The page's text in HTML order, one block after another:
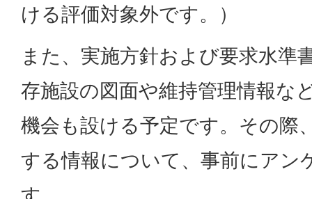
ける評価対象外です。）
また、実施方針および要求水準
存施設の図面や維持管理情報な
機会も設ける予定です。その際
する情報について、事前にアン